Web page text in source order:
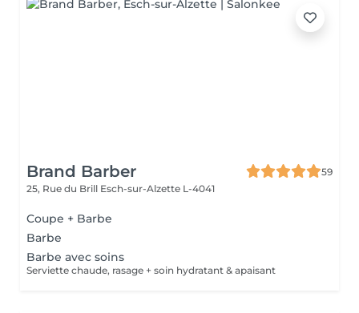
Brand Barber
59
25, Rue du Brill Esch-sur-Alzette L-4041
Coupe + Barbe
Barbe
Barbe avec soins
Serviette chaude, rasage + soin hydratant & apaisant